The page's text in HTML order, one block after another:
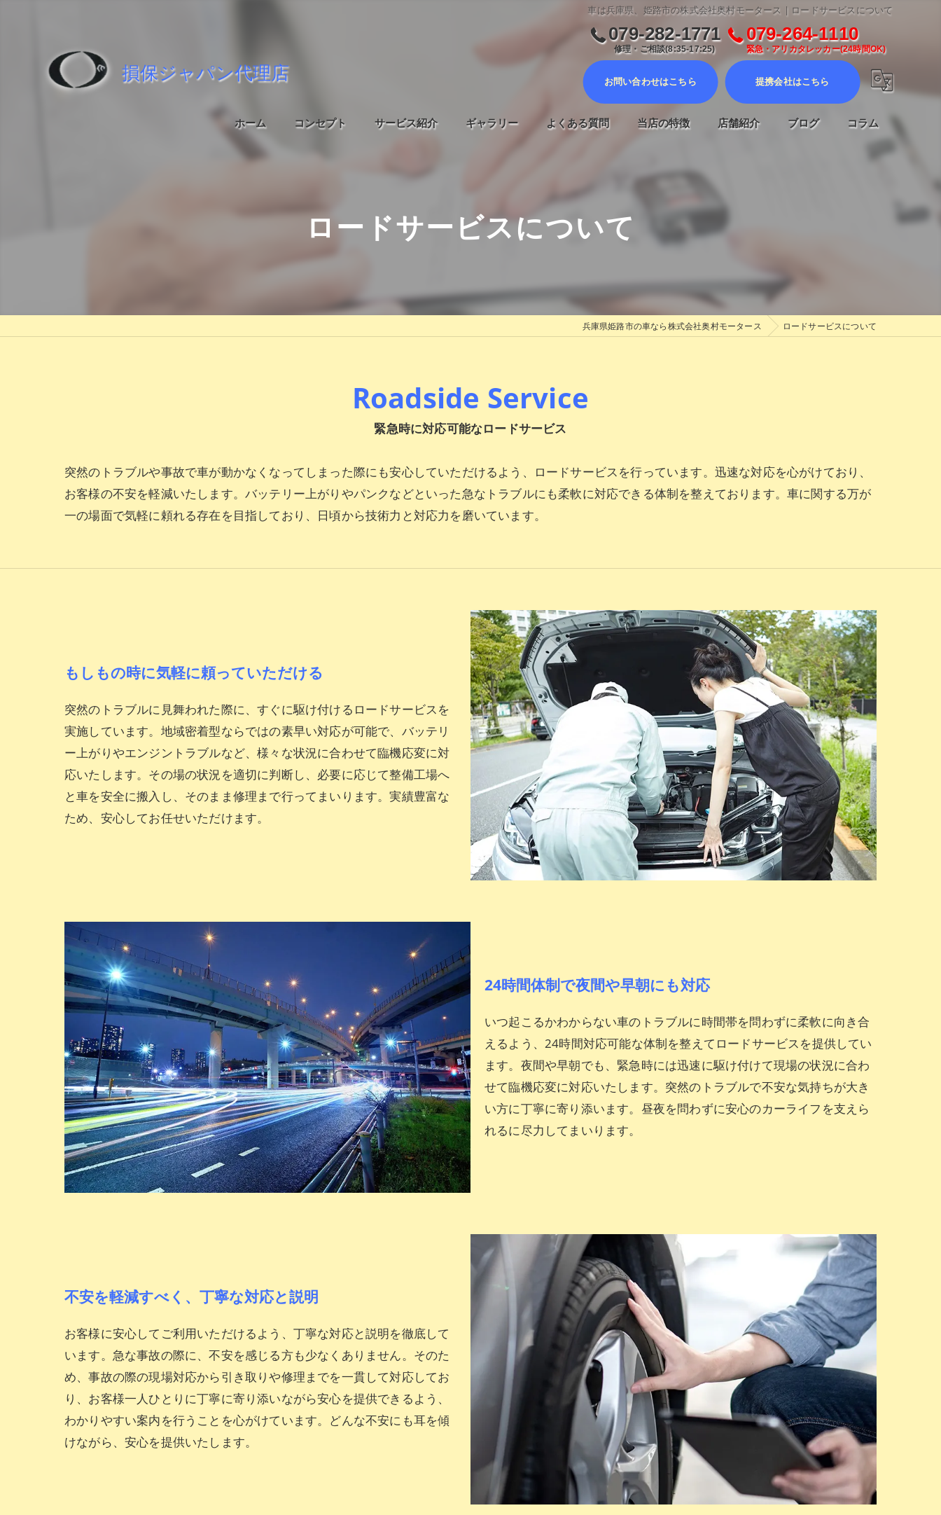
車は兵庫県、姫路市の株式会社奥村モータース | ロードサービスについて
損保ジャパン代理店
079-282-1771
修理・ご相談(8:35-17:25)
079-264-1110
緊急・アリカタレッカー(24時間OK)
お問い合わせはこちら 提携会社はこちら
ホーム コンセプト サービス紹介
鈑金塗装・キズヘコミ修理
自動車保険
ロードサービスについて
ギャラリー よくある質問 当店の特徴
ロードサービス
店舗紹介 ブログ コラム
ロードサービスについて
兵庫県姫路市の車なら株式会社奥村モータース ロードサービスについて
緊急時に対応可能なロードサービス
Roadside Service
突然のトラブルや事故で車が動かなくなってしまった際にも安心していただけるよう、ロードサービスを行っています。迅速な対応を心がけており、
お客様の不安を軽減いたします。バッテリー上がりやパンクなどといった急なトラブルにも柔軟に対応できる体制を整えております。車に関する万が
一の場面で気軽に頼れる存在を目指しており、日頃から技術力と対応力を磨いています。
もしもの時に気軽に頼っていただける
突然のトラブルに見舞われた際に、すぐに駆け付けるロードサービスを
実施しています。地域密着型ならではの素早い対応が可能で、バッテリ
ー上がりやエンジントラブルなど、様々な状況に合わせて臨機応変に対
応いたします。その場の状況を適切に判断し、必要に応じて整備工場へ
と車を安全に搬入し、そのまま修理まで行ってまいります。実績豊富な
ため、安心してお任せいただけます。
24時間体制で夜間や早朝にも対応
いつ起こるかわからない車のトラブルに時間帯を問わずに柔軟に向き合
えるよう、24時間対応可能な体制を整えてロードサービスを提供してい
ます。夜間や早朝でも、緊急時には迅速に駆け付けて現場の状況に合わ
せて臨機応変に対応いたします。突然のトラブルで不安な気持ちが大き
い方に丁寧に寄り添います。昼夜を問わずに安心のカーライフを支えら
れるに尽力してまいります。
不安を軽減すべく、丁寧な対応と説明
お客様に安心してご利用いただけるよう、丁寧な対応と説明を徹底して
います。急な事故の際に、不安を感じる方も少なくありません。そのた
め、事故の際の現場対応から引き取りや修理までを一貫して対応してお
り、お客様一人ひとりに丁寧に寄り添いながら安心を提供できるよう、
わかりやすい案内を行うことを心がけています。どんな不安にも耳を傾
けながら、安心を提供いたします。